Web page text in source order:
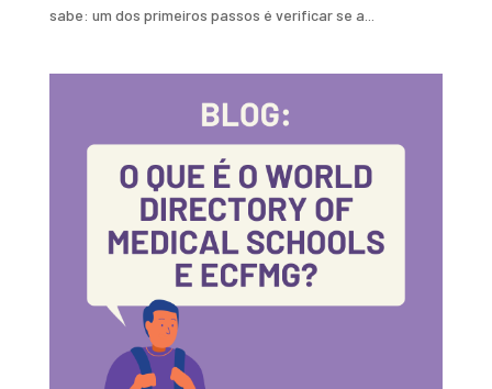
sabe: um dos primeiros passos é verificar se a...